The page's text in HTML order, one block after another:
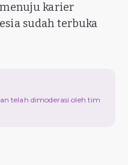
karier
sudah terbuka
telah dimoderasi oleh tim